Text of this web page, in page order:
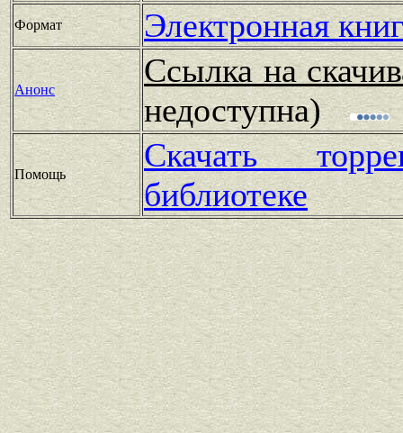
Формат Электронная
Анонс
Ссылка на
недоступна)
Помощь
Скачать
библиотеке